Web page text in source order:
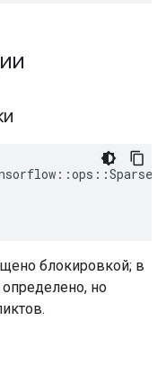
блокировкой; в
но